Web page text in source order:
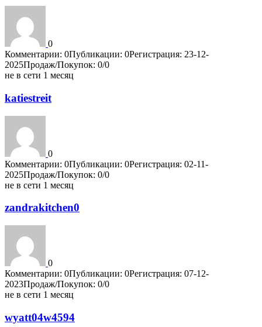
0
Комментарии: 0Публикации: 0Регистрация: 23-12-
2025Продаж/Покупок: 0/0
не в сети 1 месяц
katiestreit
0
Комментарии: 0Публикации: 0Регистрация: 02-11-
2025Продаж/Покупок: 0/0
не в сети 1 месяц
zandrakitchen0
0
Комментарии: 0Публикации: 0Регистрация: 07-12-
2023Продаж/Покупок: 0/0
не в сети 1 месяц
wyatt04w4594